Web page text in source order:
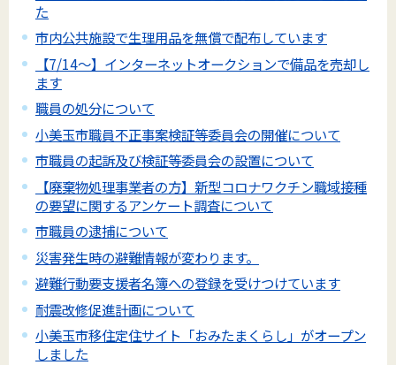
た
市内公共施設で生理用品を無償で配布しています
【7/14～】インターネットオークションで備品を売却し
ます
職員の処分について
小美玉市職員不正事案検証等委員会の開催について
市職員の起訴及び検証等委員会の設置について
【廃棄物処理事業者の方】新型コロナワクチン職域接種
の要望に関するアンケート調査について
市職員の逮捕について
災害発生時の避難情報が変わります。
避難行動要支援者名簿への登録を受けつけています
耐震改修促進計画について
小美玉市移住定住サイト「おみたまくらし」がオープン
しました